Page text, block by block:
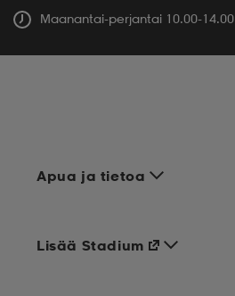
Maanantai-perjantai 10.00-14.00
Apua ja tietoa
Lisää Stadium